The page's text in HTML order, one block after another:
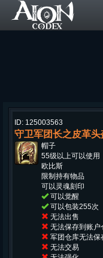
ID: 125003563
守卫军团长之皮革头
帽子
55级以上可以使用
欧比斯
限制持有物品
可以灵魂刻印
可以觉醒
可以包装255次
无法出售
无法保存到账户
军团仓库无法保
无法交易